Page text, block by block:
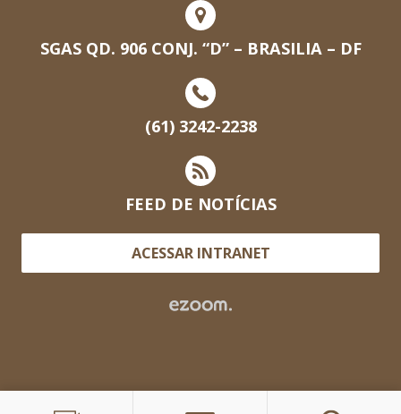
SGAS QD. 906 CONJ. “D” – BRASILIA – DF
(61) 3242-2238
FEED DE NOTÍCIAS
ACESSAR INTRANET